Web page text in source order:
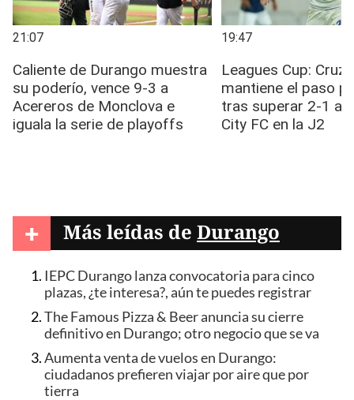
+ Más leídas de Durango
IEPC Durango lanza convocatoria para cinco
plazas, ¿te interesa?, aún te puedes registrar
The Famous Pizza & Beer anuncia su cierre
definitivo en Durango; otro negocio que se va
Aumenta venta de vuelos en Durango:
ciudadanos prefieren viajar por aire que por
tierra